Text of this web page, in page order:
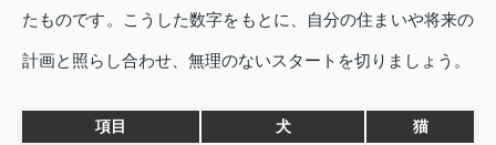
たものです。こうした数字をもとに、自分の住まいや将来の
計画と照らし合わせ、無理のないスタートを切りましょう。
項目 犬 猫